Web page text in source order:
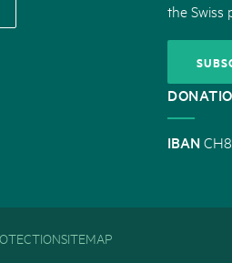
the Swiss
IBAN
SITEMAP